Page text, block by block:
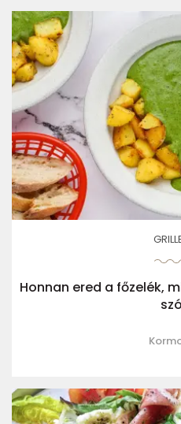
Honnan ered a főzelék,